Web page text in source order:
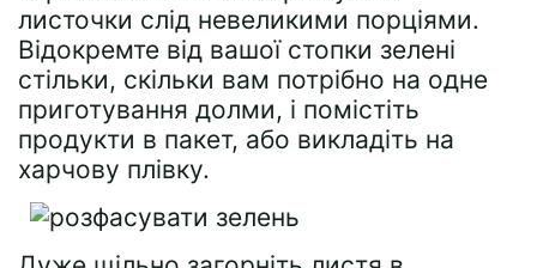
листочки слід невеликими порціями.
Відокремте від вашої стопки зелені
стільки, скільки вам потрібно на одне
приготування долми, і помістіть
продукти в пакет, або викладіть на
харчову плівку.